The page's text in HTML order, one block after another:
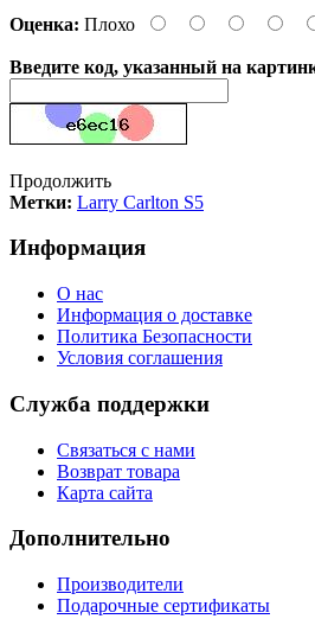
Оценка: Плохо
Введите код, указанный на
Продолжить
Метки: Larry Carlton S5
Информация
О нас
Информация о доставке
Политика Безопасности
Условия соглашения
Служба поддержки
Связаться с нами
Возврат товара
Карта сайта
Дополнительно
Производители
Подарочные сертификаты